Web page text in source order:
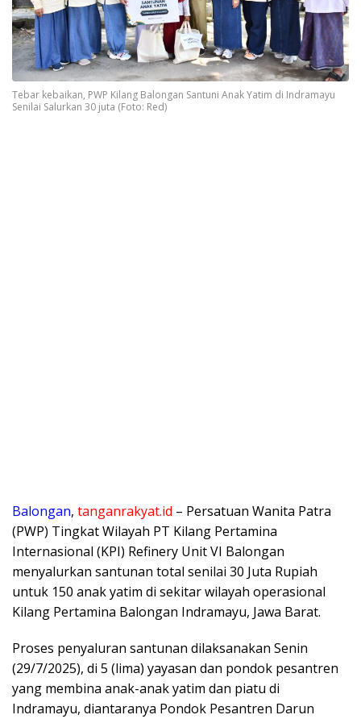
Tebar kebaikan, PWP Kilang Balongan Santuni Anak Yatim di Indramayu
Senilai Salurkan 30 juta (Foto: Red)
Balongan, tanganrakyat.id – Persatuan Wanita Patra
(PWP) Tingkat Wilayah PT Kilang Pertamina
Internasional (KPI) Refinery Unit VI Balongan
menyalurkan santunan total senilai 30 Juta Rupiah
untuk 150 anak yatim di sekitar wilayah operasional
Kilang Pertamina Balongan Indramayu, Jawa Barat.
Proses penyaluran santunan dilaksanakan Senin
(29/7/2025), di 5 (lima) yayasan dan pondok pesantren
yang membina anak-anak yatim dan piatu di
Indramayu, diantaranya Pondok Pesantren Darun